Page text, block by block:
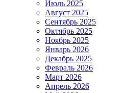
Июль 2025
Август 2025
Сентябрь 2025
Октябрь 2025
Ноябрь 2025
Январь 2026
Декабрь 2025
Февраль 2026
Март 2026
Апрель 2026